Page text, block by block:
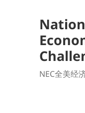
NEC全美经